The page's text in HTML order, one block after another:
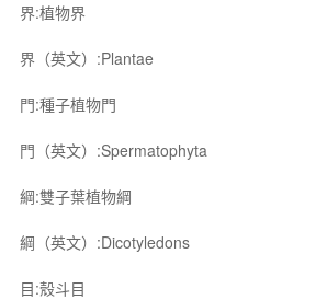
界:植物界
界（英文）:Plantae
門:種子植物門
門（英文）:Spermatophyta
綱:雙子葉植物綱
綱（英文）:Dicotyledons
目:殼斗目